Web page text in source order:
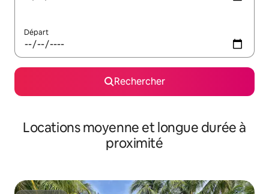
Départ
Rechercher
Locations moyenne et longue durée à
proximité